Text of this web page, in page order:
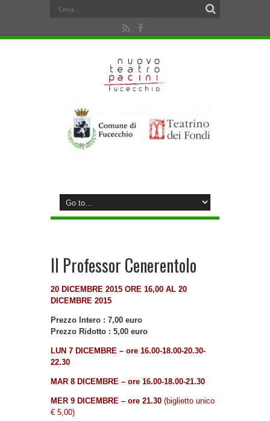
Il Professor Cenerentolo
20 DICEMBRE 2015 ORE 16,00 AL 20
DICEMBRE 2015
Prezzo Intero : 7,00 euro
Prezzo Ridotto : 5,00 euro
LUN 7 DICEMBRE – ore 16.00-18.00-20.30-
22.30
MAR 8 DICEMBRE – ore 16.00-18.00-21.30
MER 9 DICEMBRE – ore 21.30 (biglietto unico
€ 5,00)